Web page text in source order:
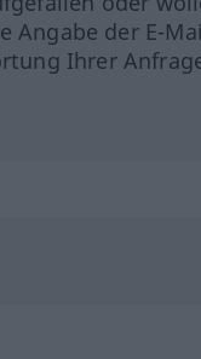
Angabe der E-
Ihrer